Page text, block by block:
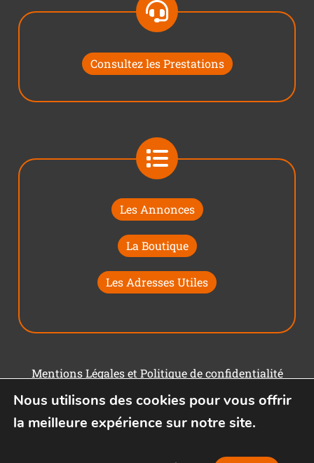
Consultez les Prestations
Les Annonces
La Boutique
Les Adresses Utiles
Mentions Légales et Politique de confidentialité
Conditions générales d'utilisation
Nous utilisons des cookies pour vous offrir
la meilleure expérience sur notre site.